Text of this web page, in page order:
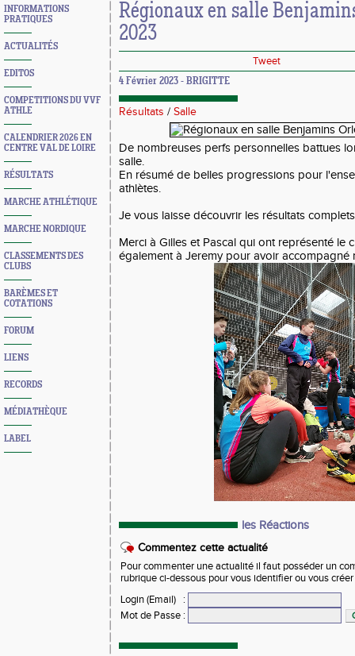
INFORMATIONS
PRATIQUES
ACTUALITÉS
EDITOS
COMPETITIONS DU VVF
ATHLE
CALENDRIER 2026 EN
CENTRE VAL DE LOIRE
RÉSULTATS
MARCHE ATHLÉTIQUE
MARCHE NORDIQUE
CLASSEMENTS DES
CLUBS
BARÈMES ET
COTATIONS
FORUM
LIENS
RECORDS
MÉDIATHÈQUE
LABEL
Régionaux en salle
2023
Tweet
4 Février 2023 - BRIGITTE
Résultats / Salle
De nombreuses perfs personnelles battues
salle.
En résumé de belles progressions pour
athlètes.
Je vous laisse découvrir les résultats
Merci à Gilles et Pascal qui ont représenté le
également à Jeremy pour avoir accompagné
les Réactions
Commentez cette actualité
Pour commenter une actualité il faut posséder un
rubrique ci-dessous pour vous identifier ou vous
Login (Email)
:
Mot de Passe :